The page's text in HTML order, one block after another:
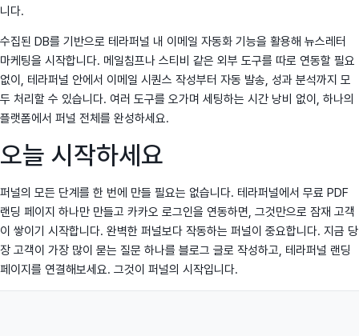
니다.
수집된 DB를 기반으로 테라퍼널 내 이메일 자동화 기능을 활용해 뉴스레터
마케팅을 시작합니다. 메일침프나 스티비 같은 외부 도구를 따로 연동할 필요
없이, 테라퍼널 안에서 이메일 시퀀스 작성부터 자동 발송, 성과 분석까지 모
두 처리할 수 있습니다. 여러 도구를 오가며 세팅하는 시간 낭비 없이, 하나의
플랫폼에서 퍼널 전체를 완성하세요.
오늘 시작하세요
퍼널의 모든 단계를 한 번에 만들 필요는 없습니다. 테라퍼널에서 무료 PDF
랜딩 페이지 하나만 만들고 카카오 로그인을 연동하면, 그것만으로 잠재 고객
이 쌓이기 시작합니다. 완벽한 퍼널보다 작동하는 퍼널이 중요합니다. 지금 당
장 고객이 가장 많이 묻는 질문 하나를 블로그 글로 작성하고, 테라퍼널 랜딩
페이지를 연결해보세요. 그것이 퍼널의 시작입니다.